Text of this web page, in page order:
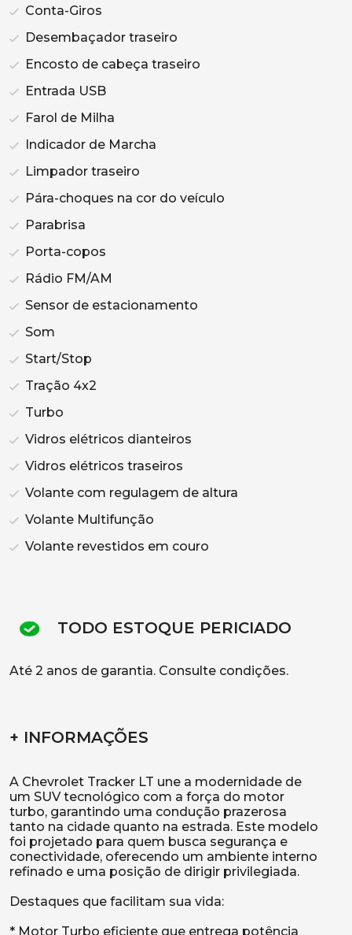
Conta-Giros
Desembaçador traseiro
Encosto de cabeça traseiro
Entrada USB
Farol de Milha
Indicador de Marcha
Limpador traseiro
Pára-choques na cor do veículo
Parabrisa
Porta-copos
Rádio FM/AM
Sensor de estacionamento
Som
Start/Stop
Tração 4x2
Turbo
Vidros elétricos dianteiros
Vidros elétricos traseiros
Volante com regulagem de altura
Volante Multifunção
Volante revestidos em couro
TODO ESTOQUE PERICIADO
Até 2 anos de garantia. Consulte condições.
+ INFORMAÇÕES
A Chevrolet Tracker LT une a modernidade de
um SUV tecnológico com a força do motor
turbo, garantindo uma condução prazerosa
tanto na cidade quanto na estrada. Este modelo
foi projetado para quem busca segurança e
conectividade, oferecendo um ambiente interno
refinado e uma posição de dirigir privilegiada.
Destaques que facilitam sua vida:
* Motor Turbo eficiente que entrega potência